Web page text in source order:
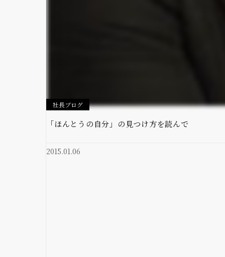
社長ブログ
「ほんとうの自分」の見つけ方を読んで
2015.01.06